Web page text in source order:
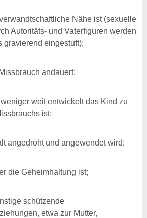
Nähe ist (sexuelle
Autoritäts- und Vaterfiguren werden
gravierend eingestuft);
andauert;
weit entwickelt das Kind zu
ist;
angedroht und angewendet wird;
die Geheimhaltung ist;
schützende
etwa zur Mutter,